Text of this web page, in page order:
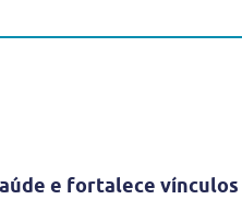
e fortalece